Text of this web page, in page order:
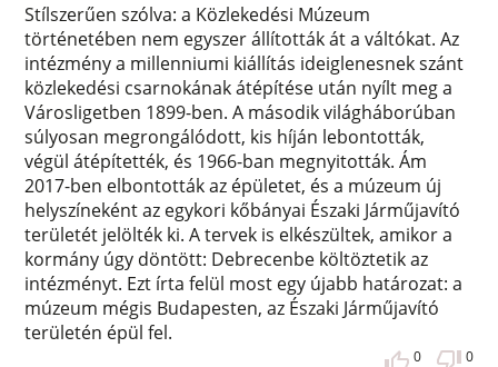
Stílszerűen szólva: a Közlekedési Múzeum
történetében nem egyszer állították át a váltókat. Az
intézmény a millenniumi kiállítás ideiglenesnek szánt
közlekedési csarnokának átépítése után nyílt meg a
Városligetben 1899-ben. A második világháborúban
súlyosan megrongálódott, kis híján lebontották,
végül átépítették, és 1966-ban megnyitották. Ám
2017-ben elbontották az épületet, és a múzeum új
helyszíneként az egykori kőbányai Északi Járműjavító
területét jelölték ki. A tervek is elkészültek, amikor a
kormány úgy döntött: Debrecenbe költöztetik az
intézményt. Ezt írta felül most egy újabb határozat: a
múzeum mégis Budapesten, az Északi Járműjavító
területén épül fel.
0 0